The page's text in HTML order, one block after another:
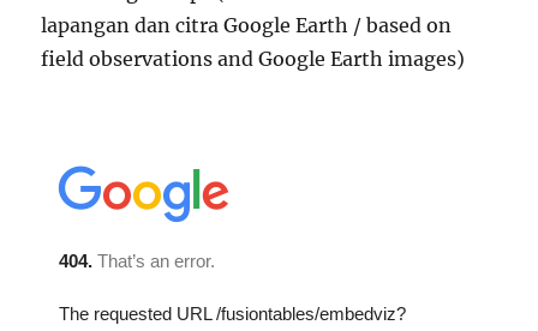
lapangan dan citra Google Earth / based on
field observations and Google Earth images)